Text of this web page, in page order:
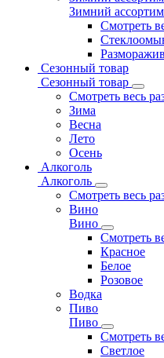
Зимний
Смотреть
Сезонный товар
Сезонный товар
Смотреть весь
Зима
Весна
Лето
Осень
Алкоголь
Алкоголь
Смотреть весь
Вино
Вино
Смотреть
Красное
Белое
Розовое
Водка
Пиво
Пиво
Смотреть
Cветлое